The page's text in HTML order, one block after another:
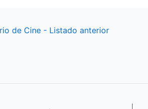
de Cine - Listado anterior